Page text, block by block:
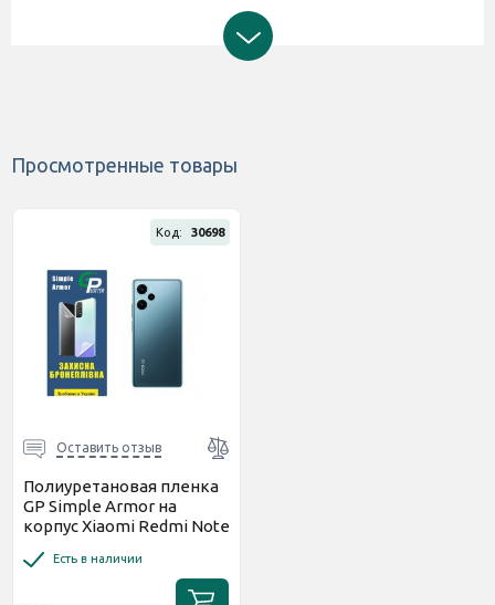
Просмотренные товары
Код: 30698
Оставить отзыв
Полиуретановая пленка
GP Simple Armor на
корпус Xiaomi Redmi Note
Матовая
Есть в наличии